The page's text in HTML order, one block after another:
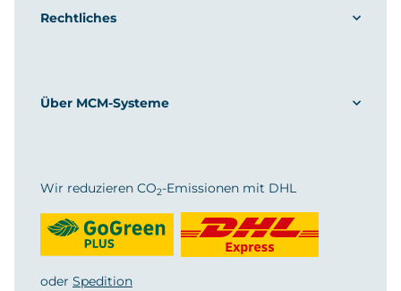
Rechtliches
Über MCM-Systeme
Wir reduzieren CO2-Emissionen mit DHL
oder Spedition